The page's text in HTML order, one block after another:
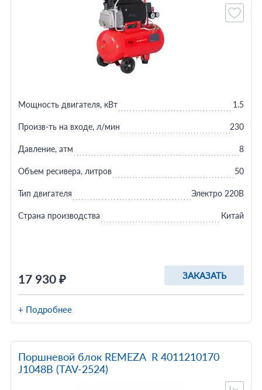
17 930 ₽ ЗАКАЗАТЬ
Мощность двигателя, кВт 1.5
Произв-ть на входе, л/мин 230
Давление, атм 8
Объем ресивера, литров 50
Тип двигателя Электро 220В
Страна производства Китай
+ Подробнее
Поршневой блок REMEZA R 4011210170
J1048B (TAV-2524)